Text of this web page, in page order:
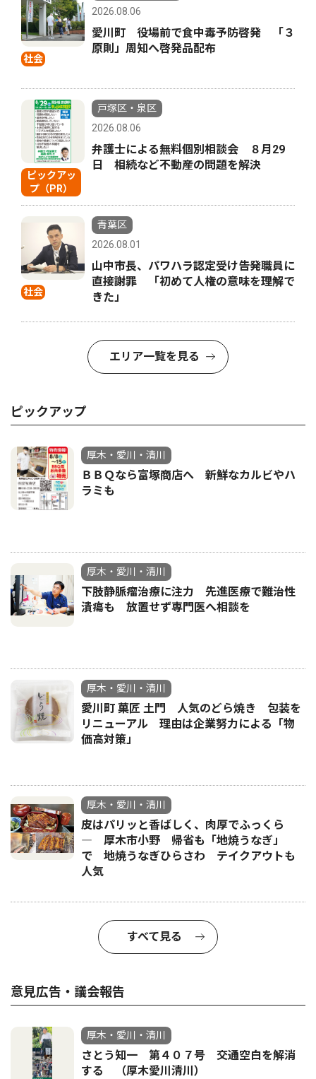
社会
2026.08.06
愛川町 役場前で食中毒予防啓発 「３
原則」周知へ啓発品配布
ピックアッ
プ（PR）
戸塚区・泉区
2026.08.06
弁護士による無料個別相談会 ８月29
日 相続など不動産の問題を解決
社会
青葉区
2026.08.01
山中市長、パワハラ認定受け告発職員に
直接謝罪 「初めて人権の意味を理解で
きた」
エリア一覧を見る
ピックアップ
厚木・愛川・清川
ＢＢＱなら富塚商店へ 新鮮なカルビやハ
ラミも
厚木・愛川・清川
下肢静脈瘤治療に注力 先進医療で難治性
潰瘍も 放置せず専門医へ相談を
厚木・愛川・清川
愛川町 菓匠 土門 人気のどら焼き 包装を
リニューアル 理由は企業努力による「物
価高対策」
厚木・愛川・清川
皮はパリッと香ばしく、肉厚でふっくら
― 厚木市小野 帰省も「地焼うなぎ」
で 地焼うなぎひらさわ テイクアウトも
人気
すべて見る
意見広告・議会報告
厚木・愛川・清川
さとう知一 第４０７号 交通空白を解消
する （厚木愛川清川）